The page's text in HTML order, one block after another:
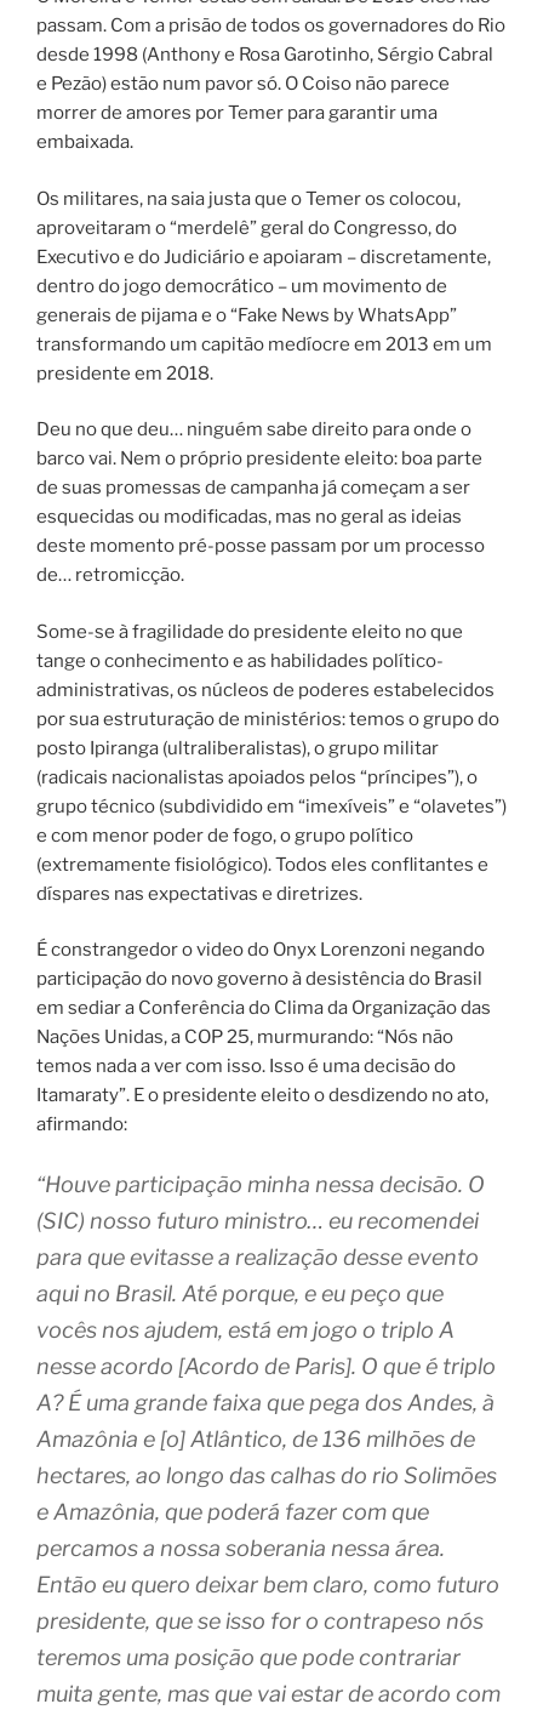
passam. Com a prisão de todos os governadores do Rio
desde 1998 (Anthony e Rosa Garotinho, Sérgio Cabral
e Pezão) estão num pavor só. O Coiso não parece
morrer de amores por Temer para garantir uma
embaixada.
Os militares, na saia justa que o Temer os colocou,
aproveitaram o “merdelê” geral do Congresso, do
Executivo e do Judiciário e apoiaram – discretamente,
dentro do jogo democrático – um movimento de
generais de pijama e o “Fake News by WhatsApp”
transformando um capitão medíocre em 2013 em um
presidente em 2018.
Deu no que deu… ninguém sabe direito para onde o
barco vai. Nem o próprio presidente eleito: boa parte
de suas promessas de campanha já começam a ser
esquecidas ou modificadas, mas no geral as ideias
deste momento pré-posse passam por um processo
de… retromicção.
Some-se à fragilidade do presidente eleito no que
tange o conhecimento e as habilidades político-
administrativas, os núcleos de poderes estabelecidos
por sua estruturação de ministérios: temos o grupo do
posto Ipiranga (ultraliberalistas), o grupo militar
(radicais nacionalistas apoiados pelos “príncipes”), o
grupo técnico (subdividido em “imexíveis” e “olavetes”)
e com menor poder de fogo, o grupo político
(extremamente fisiológico). Todos eles conflitantes e
díspares nas expectativas e diretrizes.
É constrangedor o video do Onyx Lorenzoni negando
participação do novo governo à desistência do Brasil
em sediar a Conferência do Clima da Organização das
Nações Unidas, a COP 25, murmurando: “Nós não
temos nada a ver com isso. Isso é uma decisão do
Itamaraty”. E o presidente eleito o desdizendo no ato,
afirmando:
“Houve participação minha nessa decisão. O
(SIC) nosso futuro ministro… eu recomendei
para que evitasse a realização desse evento
aqui no Brasil. Até porque, e eu peço que
vocês nos ajudem, está em jogo o triplo A
nesse acordo [Acordo de Paris]. O que é triplo
A? É uma grande faixa que pega dos Andes, à
Amazônia e [o] Atlântico, de 136 milhões de
hectares, ao longo das calhas do rio Solimões
e Amazônia, que poderá fazer com que
percamos a nossa soberania nessa área.
Então eu quero deixar bem claro, como futuro
presidente, que se isso for o contrapeso nós
teremos uma posição que pode contrariar
muita gente, mas que vai estar de acordo com